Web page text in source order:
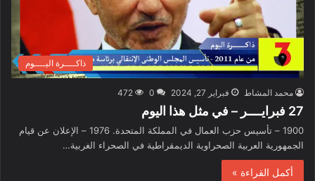
ذاكــــرة اليــــوم
محمد المشاط فبراير 27, 2024 0
472
27 فبرايــــر – في مثل هذا اليوم
1900 – تأسيس حزب العمال في المملكة المتحدة. 1976 – الإعلان عن قيام
الجمهورية العربية الصحراوية الديمقراطية في الصحراء الغربية…
أكمل القراءة »